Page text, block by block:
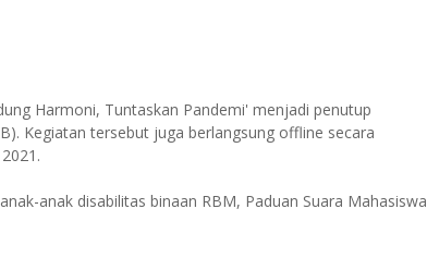
Harmoni, Tuntaskan Pandemi' menjadi penutup
Kegiatan tersebut juga berlangsung offline secara
anak disabilitas binaan RBM, Paduan Suara Mahasiswa